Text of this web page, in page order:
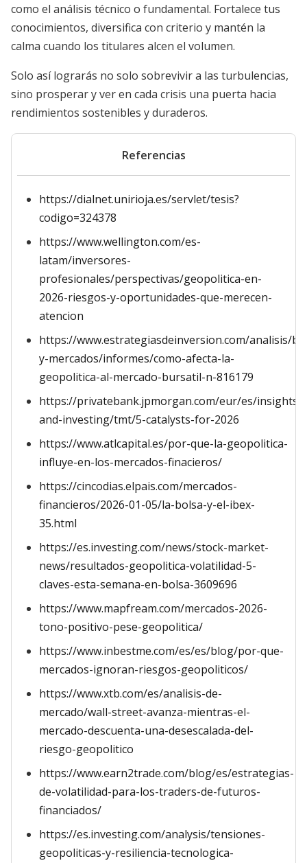
como el análisis técnico o fundamental. Fortalece tus
conocimientos, diversifica con criterio y mantén la
calma cuando los titulares alcen el volumen.
Solo así lograrás no solo sobrevivir a las turbulencias,
sino prosperar y ver en cada crisis una puerta hacia
rendimientos sostenibles y duraderos.
Referencias
https://dialnet.unirioja.es/servlet/tesis?
codigo=324378
https://www.wellington.com/es-
latam/inversores-
profesionales/perspectivas/geopolitica-en-
2026-riesgos-y-oportunidades-que-merecen-
atencion
https://www.estrategiasdeinversion.com/analisis/
y-mercados/informes/como-afecta-la-
geopolitica-al-mercado-bursatil-n-816179
https://privatebank.jpmorgan.com/eur/es/insights/
and-investing/tmt/5-catalysts-for-2026
https://www.atlcapital.es/por-que-la-geopolitica-
influye-en-los-mercados-finacieros/
https://cincodias.elpais.com/mercados-
financieros/2026-01-05/la-bolsa-y-el-ibex-
35.html
https://es.investing.com/news/stock-market-
news/resultados-geopolitica-volatilidad-5-
claves-esta-semana-en-bolsa-3609696
https://www.mapfream.com/mercados-2026-
tono-positivo-pese-geopolitica/
https://www.inbestme.com/es/es/blog/por-que-
mercados-ignoran-riesgos-geopoliticos/
https://www.xtb.com/es/analisis-de-
mercado/wall-street-avanza-mientras-el-
mercado-descuenta-una-desescalada-del-
riesgo-geopolitico
https://www.earn2trade.com/blog/es/estrategias-
de-volatilidad-para-los-traders-de-futuros-
financiados/
https://es.investing.com/analysis/tensiones-
geopoliticas-y-resiliencia-tecnologica-